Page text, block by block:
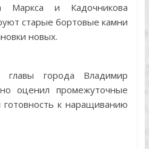
и Кадочникова
старые бортовые камни
новых.
главы города Владимир
оценил промежуточные
к наращиванию